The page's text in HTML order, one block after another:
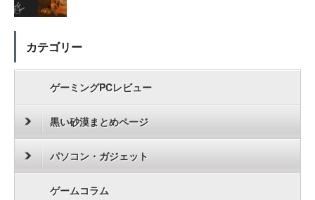
カテゴリー
ゲーミングPCレビュー
黒い砂漠まとめページ
パソコン・ガジェット
ゲームコラム